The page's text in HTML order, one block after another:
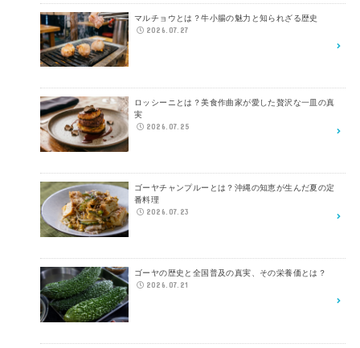
マルチョウとは？牛小腸の魅力と知られざる歴史
2026.07.27
ロッシーニとは？美食作曲家が愛した贅沢な一皿の真
実
2026.07.25
ゴーヤチャンプルーとは？沖縄の知恵が生んだ夏の定
番料理
2026.07.23
ゴーヤの歴史と全国普及の真実、その栄養価とは？
2026.07.21